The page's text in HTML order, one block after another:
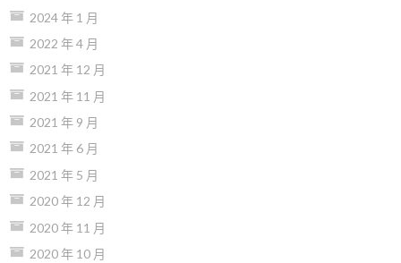
2024 年 1 月
2022 年 4 月
2021 年 12 月
2021 年 11 月
2021 年 9 月
2021 年 6 月
2021 年 5 月
2020 年 12 月
2020 年 11 月
2020 年 10 月